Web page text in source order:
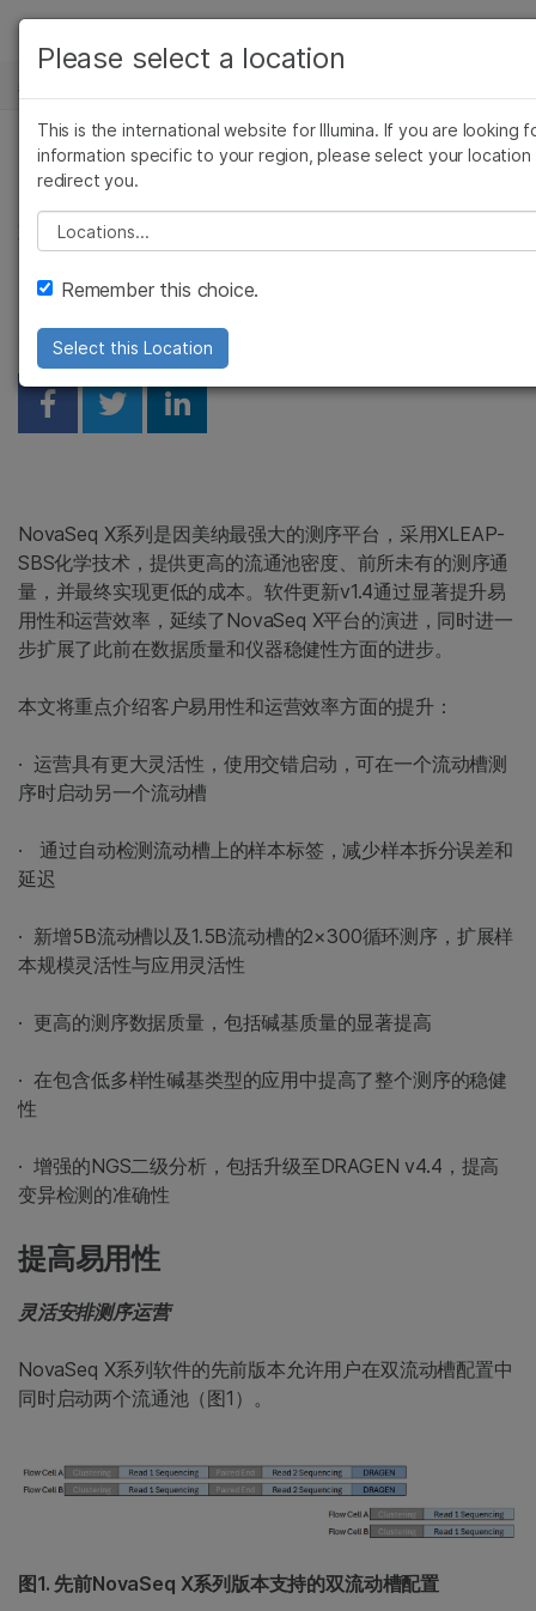
Skip to content
学习
公司
推荐内容链接
基因组学研究中心
NovaSeq X软件更新v1.4
提升了数据质量和客户易
用性
Share on Facebook
Share on Twitter
Share on Linkedin
NovaSeq X系列是因美纳最强大的测序平台，采用XLEAP-
SBS化学技术，提供更高的流通池密度、前所未有的测序通
量，并最终实现更低的成本。软件更新v1.4通过显著提升易
用性和运营效率，延续了NovaSeq X平台的演进，同时进一
步扩展了此前在数据质量和仪器稳健性方面的进步。
本文将重点介绍客户易用性和运营效率方面的提升：
· 运营具有更大灵活性，使用交错启动，可在一个流动槽测
序时启动另一个流动槽
· 通过自动检测流动槽上的样本标签，减少样本拆分误差和
延迟
· 新增5B流动槽以及1.5B流动槽的2×300循环测序，扩展样
本规模灵活性与应用灵活性
· 更高的测序数据质量，包括碱基质量的显著提高
· 在包含低多样性碱基类型的应用中提高了整个测序的稳健
性
· 增强的NGS二级分析，包括升级至DRAGEN v4.4，提高
变异检测的准确性
提高易用性
灵活安排测序运营
NovaSeq X系列软件的先前版本允许用户在双流动槽配置中
同时启动两个流通池（图1）。
图1. 先前NovaSeq X系列版本支持的双流动槽配置
查看更多相关内容。选择您感兴趣的领域:
癌症研究
微生物学
复杂疾病
临床肿瘤学
生殖健康
Please select a location
This is the international website for Illumina. If you are looking
information specific to your region, please select your location
redirect you.
Please select a location
Remember this choice.
Select this Location